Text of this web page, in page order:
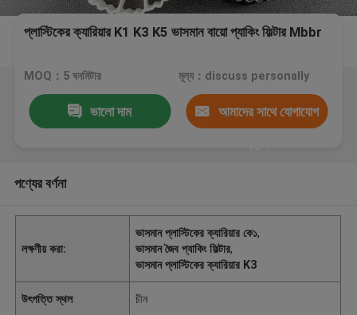
প্লাস্টিকের ক্যারিয়ার K1 K3 K5 ভাসমান বায়ো প্যাকিং ফিল্টার Mbbr
MOQ：5 ঘনমিটার মূল্য：discuss personally
ভালো দাম আমাদের সাথে যোগাযোগ
পণ্যের বর্ণনা
লক্ষণীয় করা:
ভাসমান প্লাস্টিকের ক্যারিয়ার কে১,
ভাসমান জৈব প্যাকিং ফিল্টার,
ভাসমান প্লাস্টিকের ক্যারিয়ার K3
উৎপত্তি স্থল চীন